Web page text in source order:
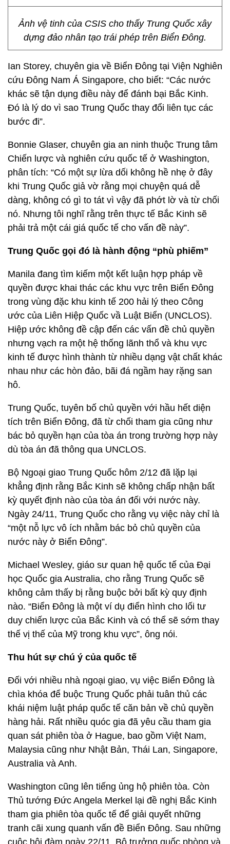
Ảnh vệ tinh của CSIS cho thấy Trung Quốc xây
dựng đảo nhân tạo trái phép trên Biển Đông.
Ian Storey, chuyên gia về Biển Đông tại Viện Nghiên
cứu Đông Nam Á Singapore, cho biết: “Các nước
khác sẽ tận dụng điều này để đánh bại Bắc Kinh.
Đó là lý do vì sao Trung Quốc thay đổi liên tục các
bước đi”.
Bonnie Glaser, chuyên gia an ninh thuộc Trung tâm
Chiến lược và nghiên cứu quốc tế ở Washington,
phân tích: “Có một sự lừa dối không hề nhẹ ở đây
khi Trung Quốc giả vờ rằng mọi chuyện quá dễ
dàng, không có gì to tát vì vậy đã phớt lờ và từ chối
nó. Nhưng tôi nghĩ rằng trên thực tế Bắc Kinh sẽ
phải trả một cái giá quốc tế cho vấn đề này”.
Trung Quốc gọi đó là hành động “phù phiếm”
Manila đang tìm kiếm một kết luận hợp pháp về
quyền được khai thác các khu vực trên Biển Đông
trong vùng đặc khu kinh tế 200 hải lý theo Công
ước của Liên Hiệp Quốc vầ Luật Biển (UNCLOS).
Hiệp ước không đề cập đến các vấn đề chủ quyền
nhưng vạch ra một hệ thống lãnh thổ và khu vực
kinh tế được hình thành từ nhiều dạng vật chất khác
nhau như các hòn đảo, bãi đá ngầm hay rặng san
hô.
Trung Quốc, tuyên bố chủ quyền với hầu hết diện
tích trên Biển Đông, đã từ chối tham gia cũng như
bác bỏ quyền hạn của tòa án trong trường hợp này
dù tòa án đã thông qua UNCLOS.
Bộ Ngoại giao Trung Quốc hôm 2/12 đã lặp lại
khẳng định rằng Bắc Kinh sẽ không chấp nhận bất
kỳ quyết định nào của tòa án đối với nước này.
Ngày 24/11, Trung Quốc cho rằng vụ việc này chỉ là
“một nỗ lực vô ích nhằm bác bỏ chủ quyền của
nước này ở Biển Đông”.
Michael Wesley, giáo sư quan hệ quốc tế của Đại
học Quốc gia Australia, cho rằng Trung Quốc sẽ
không cảm thấy bị rằng buộc bởi bất kỳ quy định
nào. “Biển Đông là một ví dụ điển hình cho lối tư
duy chiến lược của Bắc Kinh và có thể sẽ sớm thay
thế vị thế của Mỹ trong khu vực”, ông nói.
Thu hút sự chú ý của quốc tế
Đối với nhiều nhà ngoại giao, vụ việc Biển Đông là
chìa khóa để buộc Trung Quốc phải tuân thủ các
khái niệm luật pháp quốc tế căn bản về chủ quyền
hàng hải. Rất nhiều quóc gia đã yêu cầu tham gia
quan sát phiên tòa ở Hague, bao gồm Việt Nam,
Malaysia cũng như Nhật Bản, Thái Lan, Singapore,
Australia và Anh.
Washington cũng lên tiếng ủng hộ phiên tòa. Còn
Thủ tướng Đức Angela Merkel lại đề nghị Bắc Kinh
tham gia phiên tòa quốc tế để giải quyết những
tranh cãi xung quanh vấn đề Biển Đông. Sau những
cuộc hội đàm ngày 22/11, Bộ trưởng quốc phòng và